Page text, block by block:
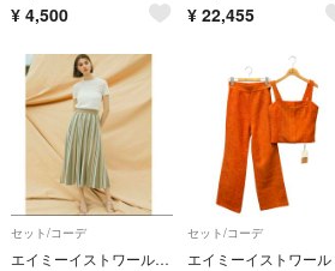
¥ 4,500 ¥ 22,455
セット/コーデ
エイミーイストワール☆新品☆トップス☆スカート☆セットコーデ
セット/コーデ